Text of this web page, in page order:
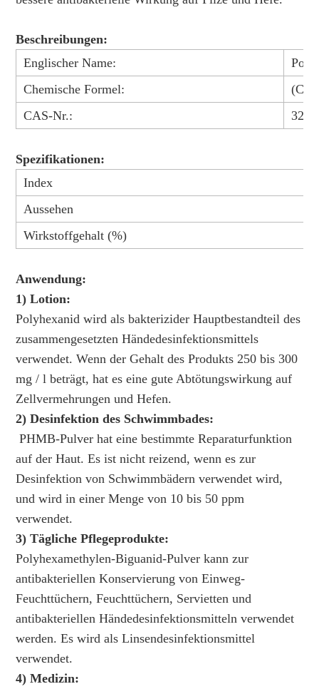
Beschreibungen:
Englischer Name:
Poly
Chemische Formel:
CAS-Nr.:
Spezifikationen:
Index
Aussehen
Wirkstoffgehalt (%)
Anwendung:
1) Lotion:
Polyhexanid wird als bakterizider Hauptbestandteil des
zusammengesetzten Händedesinfektionsmittels
verwendet. Wenn der Gehalt des Produkts 250 bis 300
mg / l beträgt, hat es eine gute Abtötungswirkung auf
Zellvermehrungen und Hefen.
2) Desinfektion des Schwimmbades:
PHMB-Pulver hat eine bestimmte Reparaturfunktion
auf der Haut. Es ist nicht reizend, wenn es zur
Desinfektion von Schwimmbädern verwendet wird,
und wird in einer Menge von 10 bis 50 ppm
verwendet.
3) Tägliche Pflegeprodukte:
Polyhexamethylen-Biguanid-Pulver kann zur
antibakteriellen Konservierung von Einweg-
Feuchttüchern, Feuchttüchern, Servietten und
antibakteriellen Händedesinfektionsmitteln verwendet
werden. Es wird als Linsendesinfektionsmittel
verwendet.
4) Medizin: